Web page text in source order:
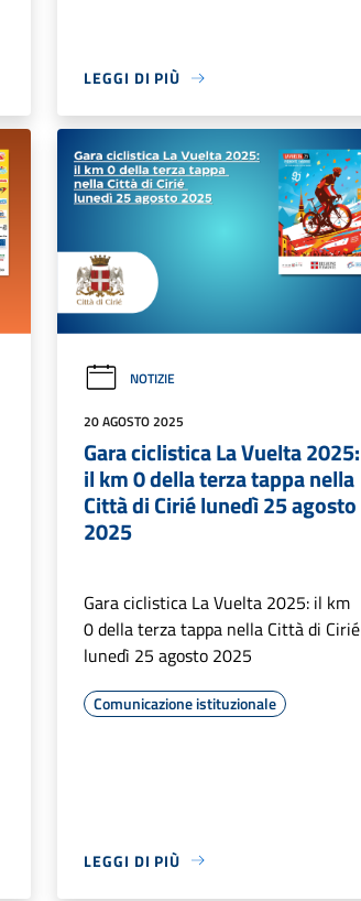
LEGGI DI PIÙ
NOTIZIE
20 AGOSTO 2025
Gara ciclistica La Vuelta 2025:
il km 0 della terza tappa nella
Città di Cirié lunedì 25 agosto
2025
Gara ciclistica La Vuelta 2025: il km
0 della terza tappa nella Città di Cirié
lunedì 25 agosto 2025
Comunicazione istituzionale
LEGGI DI PIÙ